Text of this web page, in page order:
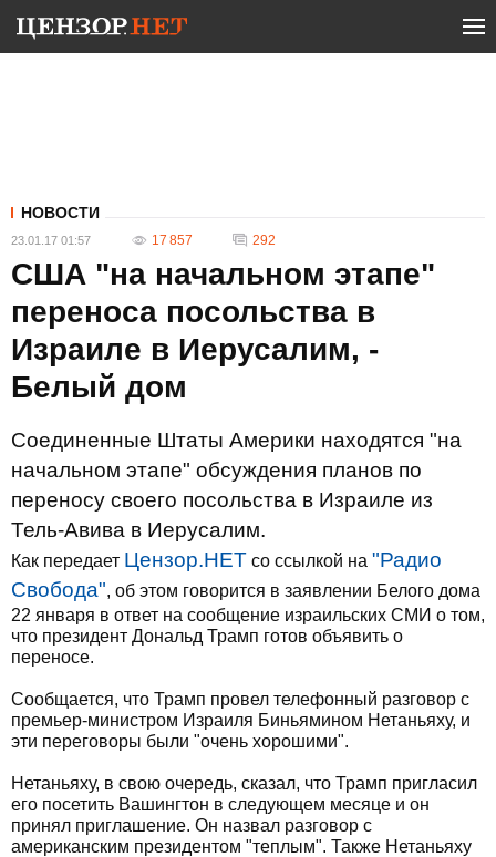
НОВОСТИ
23.01.17 01:57 17 857 292
США "на начальном этапе"
переноса посольства в
Израиле в Иерусалим, -
Белый дом
Соединенные Штаты Америки находятся "на
начальном этапе" обсуждения планов по
переносу своего посольства в Израиле из
Тель-Авива в Иерусалим.
Как передает Цензор.НЕТ со ссылкой на "Радио
Свобода", об этом говорится в заявлении Белого дома
22 января в ответ на сообщение израильских СМИ о том,
что президент Дональд Трамп готов объявить о
переносе.
Сообщается, что Трамп провел телефонный разговор с
премьер-министром Израиля Биньямином Нетаньяху, и
эти переговоры были "очень хорошими".
Нетаньяху, в свою очередь, сказал, что Трамп пригласил
его посетить Вашингтон в следующем месяце и он
принял приглашение. Он назвал разговор с
американским президентом "теплым". Также Нетаньяху